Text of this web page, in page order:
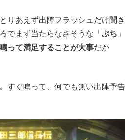
りあえず出陣フラッシュだけ聞き
でまず当たらなさそうな「 ぷち 」
鳴って満足することが大事だか
すぐ鳴って、何でも無い出陣予告